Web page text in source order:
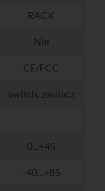
RACK
Nie
CE/FCC
switch, zasilacz
0...+45
-40...+85